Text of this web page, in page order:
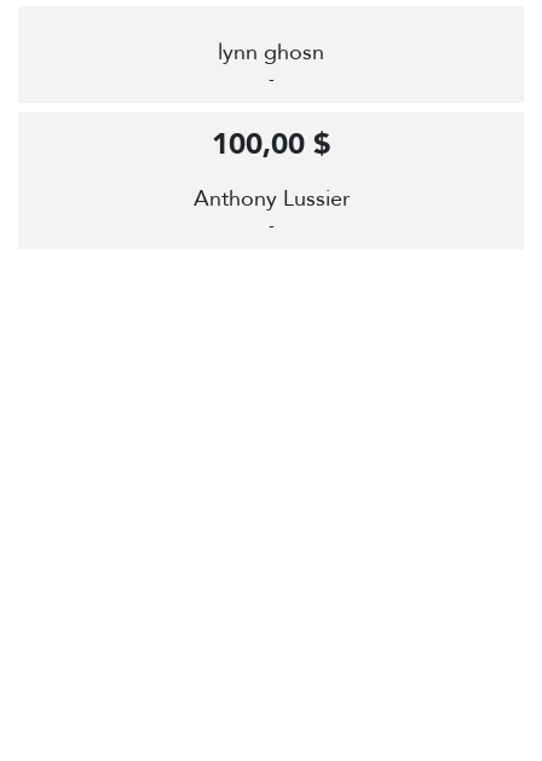
lynn ghosn
-
Anthony Lussier
-
100,00 $